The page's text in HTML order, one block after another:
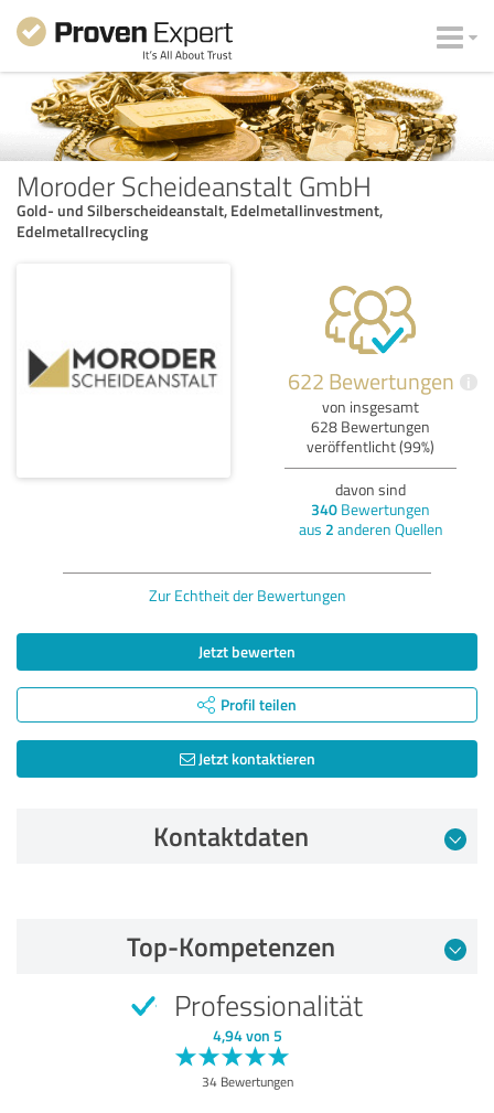
Moroder Scheideanstalt GmbH
Gold- und Silberscheideanstalt, Edelmetallinvestment,
Edelmetallrecycling
622 Bewertungen i
von insgesamt
628 Bewertungen
veröffentlicht (99%)
davon sind
340 Bewertungen
aus 2 anderen Quellen
Zur Echtheit der Bewertungen
Jetzt bewerten
Profil teilen
Jetzt kontaktieren
Kontaktdaten
Empfehlung
Top-Kompetenzen
Professionalität
4,94 von 5
34 Bewertungen